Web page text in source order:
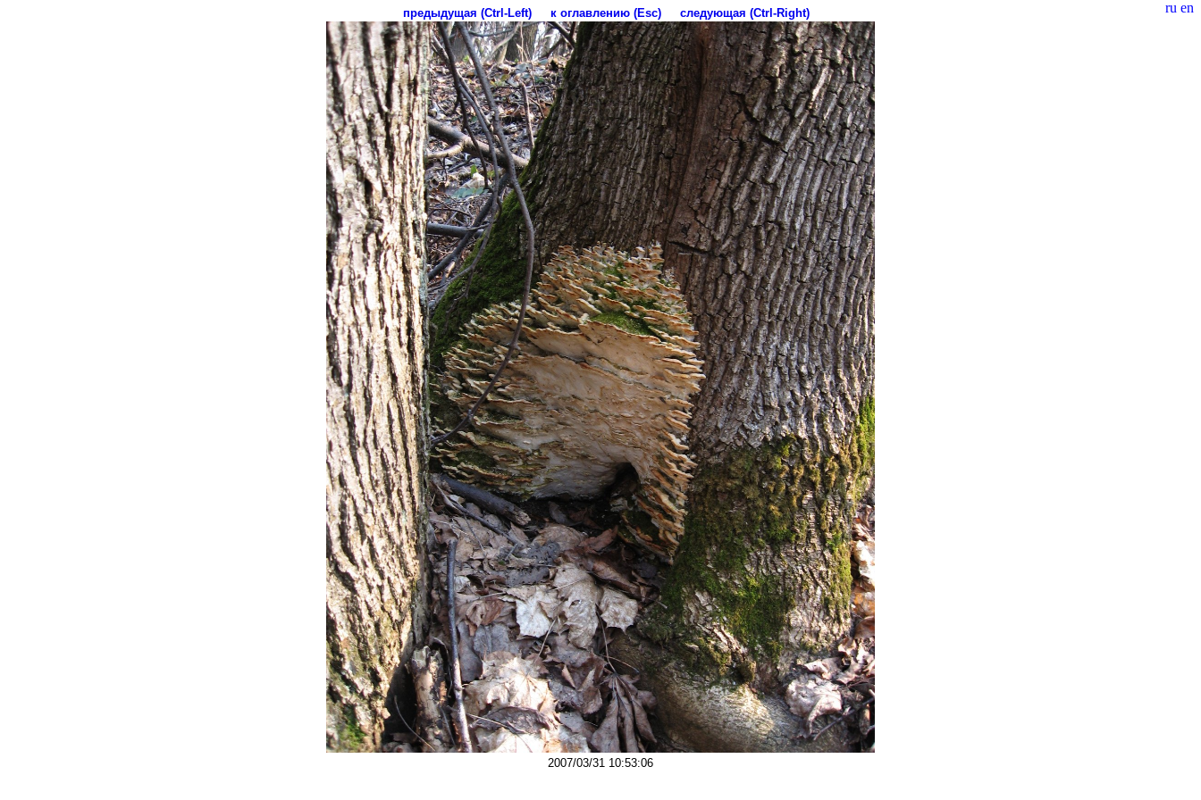
ru en
предыдущая (Ctrl-Left) к оглавлению (Esc) следующая (Ctrl-Right)
2007/03/31 10:53:06